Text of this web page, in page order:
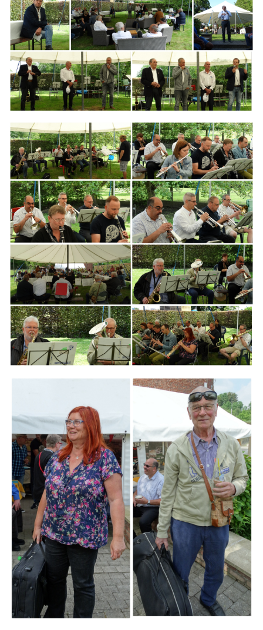
Branding
ARMCHAIR
Branding